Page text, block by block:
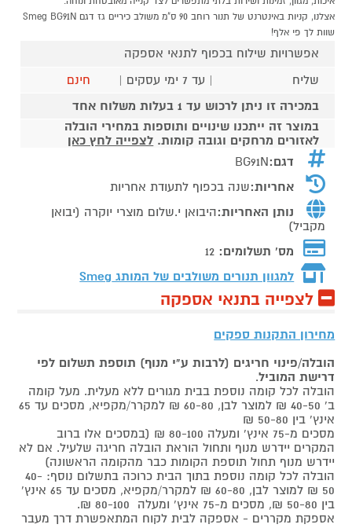
אצלנו, קניות באינטרנט של תנור רוחב 90 ס"מ משולב כיריים גז דגם Smeg BG91N
שוות לך פי אלף!
אפשרויות שילוח בכפוף לתנאי אספקה
שליח
| עד 7 ימי עסקים |
חינם
במכירה זו ניתן לרכוש עד 1 בעלות משלוח אחד
במוצר זה ייתכנו שינויים ותוספות במחירי הובלה
לאזורים מרחקים וגובה קומות. לצפייה לחץ כאן
דגם:BG91N
אחריות:שנה בכפוף לתעודת אחריות
נותן האחריות:היבואן י.שלום מוצרי יוקרה (יבואן
מקביל)
מס' תשלומים: 12
למגוון תנורים משולבים של המותג Smeg
לצפייה בתנאי אספקה
מחירון התקנות ספקים
הובלה/פינוי חריגים (לרבות ע"י מנוף) תוספת תשלום לפי
דרישת המוביל.
הובלה לכל קומה נוספת בבית מגורים ללא מעלית. מעל קומה
ב' 40-50 ₪ למוצר לבן, 60-80 ₪ למקרר/מקפיא, מסכים עד 65
אינץ' בין 50-80 ₪
מסכים מ-75 אינץ' ומעלה 80-100 ₪ (במסכים אלו ברוב
המקרים יידרש מנוף ותחול הוראת הובלה חריגה שלעיל. אם לא
יידרש מנוף תחול תוספת הקומות כבר מהקומה הראשונה)
הובלה לכל קומה נוספת בתוך הבית כרוכה בתשלום נוסף: 40-
50 ₪ למוצר לבן, 60-80 ₪ למקרר/מקפיא, מסכים עד 65 אינץ'
בין 50-80 ₪, מסכים מ-75 אינץ' ומעלה 80-100 ₪.
אספקת מקררים - אספקה לבית לקוח המתאפשרת דרך מעבר